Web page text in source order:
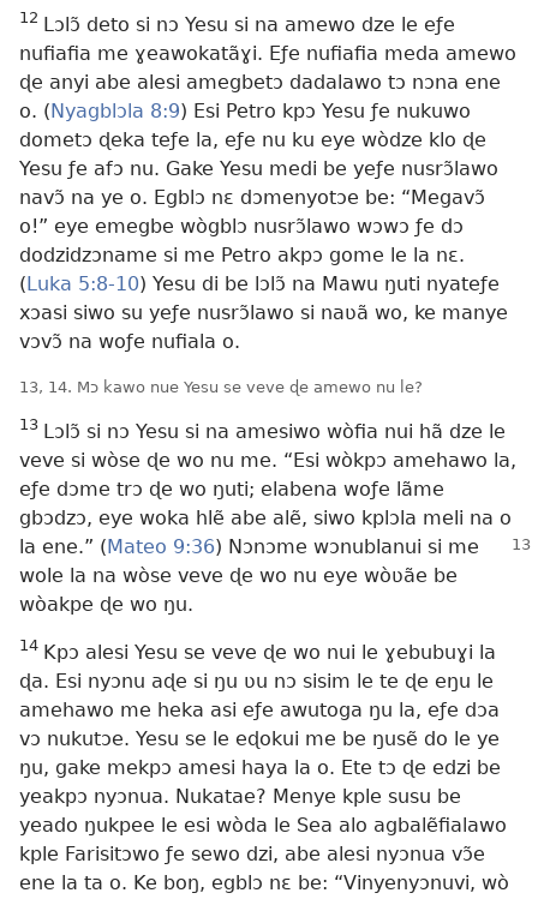
12 Lɔlɔ̃ deto si nɔ Yesu si na amewo dze le eƒe
nufiafia me ɣeawokatãɣi. Eƒe nufiafia meda amewo
ɖe anyi abe alesi amegbetɔ dadalawo tɔ nɔna ene
o. (Nyagblɔla 8:9) Esi Petro kpɔ Yesu ƒe nukuwo
dometɔ ɖeka teƒe la, eƒe nu ku eye wòdze klo ɖe
Yesu ƒe afɔ nu. Gake Yesu medi be yeƒe nusrɔ̃lawo
navɔ̃ na ye o. Egblɔ nɛ dɔmenyotɔe be: “Megavɔ̃
o!” eye emegbe wògblɔ nusrɔ̃lawo wɔwɔ ƒe dɔ
dodzidzɔname si me Petro akpɔ gome le la nɛ.
(Luka 5:8-10) Yesu di be lɔlɔ̃ na Mawu ŋuti nyateƒe
xɔasi siwo su yeƒe nusrɔ̃lawo si naʋã wo, ke manye
vɔvɔ̃ na woƒe nufiala o.
13, 14. Mɔ kawo nue Yesu se veve ɖe amewo nu le?
13 Lɔlɔ̃ si nɔ Yesu si na amesiwo wòfia nui hã dze le
veve si wòse ɖe wo nu me. “Esi wòkpɔ amehawo la,
eƒe dɔme trɔ ɖe wo ŋuti; elabena woƒe lãme
gbɔdzɔ, eye woka hlẽ abe alẽ, siwo kplɔla meli na o
la ene.” (Mateo 9:36) Nɔnɔme wɔnublanui si me
wole la na wòse veve ɖe wo nu eye wòʋãe be
wòakpe ɖe wo ŋu.
14 Kpɔ alesi Yesu se veve ɖe wo nui le ɣebubuɣi la
ɖa. Esi nyɔnu aɖe si ŋu ʋu nɔ sisim le te ɖe eŋu le
amehawo me heka asi eƒe awutoga ŋu la, eƒe dɔa
vɔ nukutɔe. Yesu se le eɖokui me be ŋusẽ do le ye
ŋu, gake mekpɔ amesi haya la o. Ete tɔ ɖe edzi be
yeakpɔ nyɔnua. Nukatae? Menye kple susu be
yeado ŋukpee le esi wòda le Sea alo agbalẽfialawo
kple Farisitɔwo ƒe sewo dzi, abe alesi nyɔnua vɔ̃e
ene la ta o. Ke boŋ, egblɔ nɛ be: “Vinyenyɔnuvi, wò